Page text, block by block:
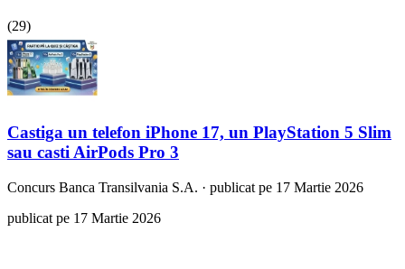
(29)
Castiga un telefon iPhone 17, un PlayStation 5 Slim
sau casti AirPods Pro 3
Concurs Banca Transilvania S.A. · publicat pe 17 Martie 2026
publicat pe 17 Martie 2026